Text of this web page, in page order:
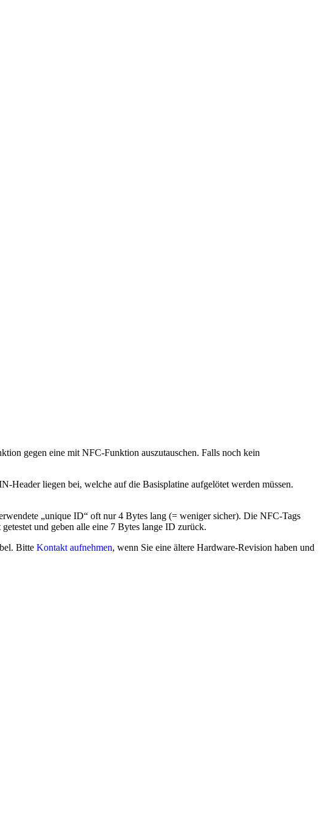
gegen eine mit NFC-Funktion auszutauschen. Falls noch kein
Header liegen bei, welche auf die Basisplatine aufgelötet werden müssen.
„unique ID“ oft nur 4 Bytes lang (= weniger sicher). Die NFC-Tags
und geben alle eine 7 Bytes lange ID zurück.
Bitte Kontakt aufnehmen, wenn Sie eine ältere Hardware-Revision haben und